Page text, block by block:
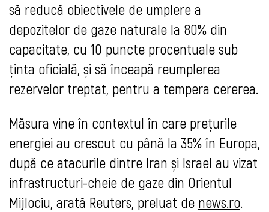
să reducă obiectivele de umplere a
depozitelor de gaze naturale la 80% din
capacitate, cu 10 puncte procentuale sub
ținta oficială, și să înceapă reumplerea
rezervelor treptat, pentru a tempera cererea.
Măsura vine în contextul în care prețurile
energiei au crescut cu până la 35% în Europa,
după ce atacurile dintre Iran și Israel au vizat
infrastructuri-cheie de gaze din Orientul
Mijlociu, arată Reuters, preluat de news.ro.